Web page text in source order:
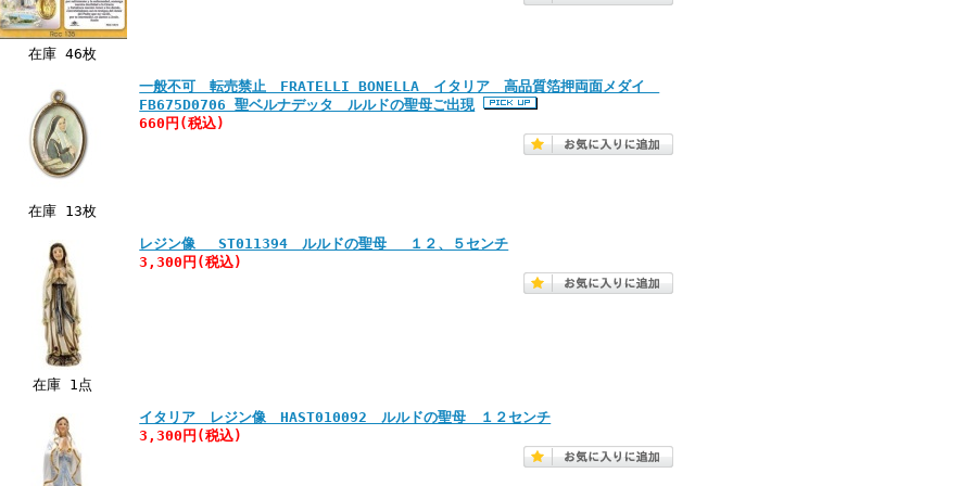
在庫 46枚
在庫 13枚
一般不可 転売禁止 FRATELLI BONELLA イタリア 高品質箔押両面メダイ
FB675D0706 聖ベルナデッタ ルルドの聖母ご出現
660円 (税込)
在庫 1点
レジン像 ST011394 ルルドの聖母 １２、５センチ
3,300円 (税込)
イタリア レジン像 HAST010092 ルルドの聖母 １２センチ
3,300円 (税込)